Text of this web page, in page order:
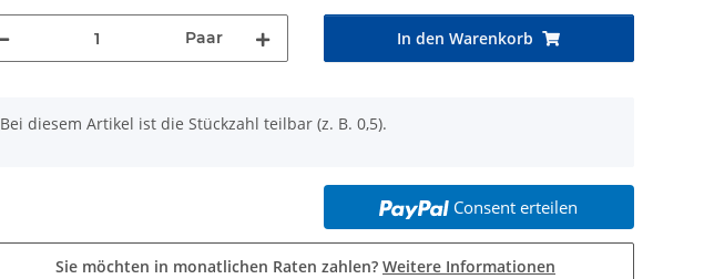
Paar In den Warenkorb
x
Bei diesem Artikel ist die Stückzahl teilbar (z. B. 0,5).
Consent erteilen
Sie möchten in monatlichen Raten zahlen? Weitere Informationen